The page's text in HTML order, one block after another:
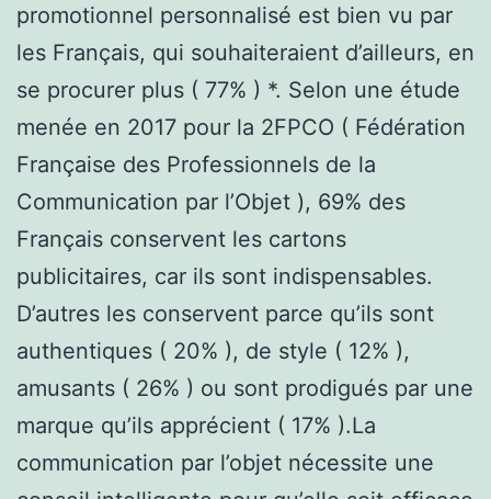
promotionnel personnalisé est bien vu par
les Français, qui souhaiteraient d’ailleurs, en
se procurer plus ( 77% ) *. Selon une étude
menée en 2017 pour la 2FPCO ( Fédération
Française des Professionnels de la
Communication par l’Objet ), 69% des
Français conservent les cartons
publicitaires, car ils sont indispensables.
D’autres les conservent parce qu’ils sont
authentiques ( 20% ), de style ( 12% ),
amusants ( 26% ) ou sont prodigués par une
marque qu’ils apprécient ( 17% ).La
communication par l’objet nécessite une